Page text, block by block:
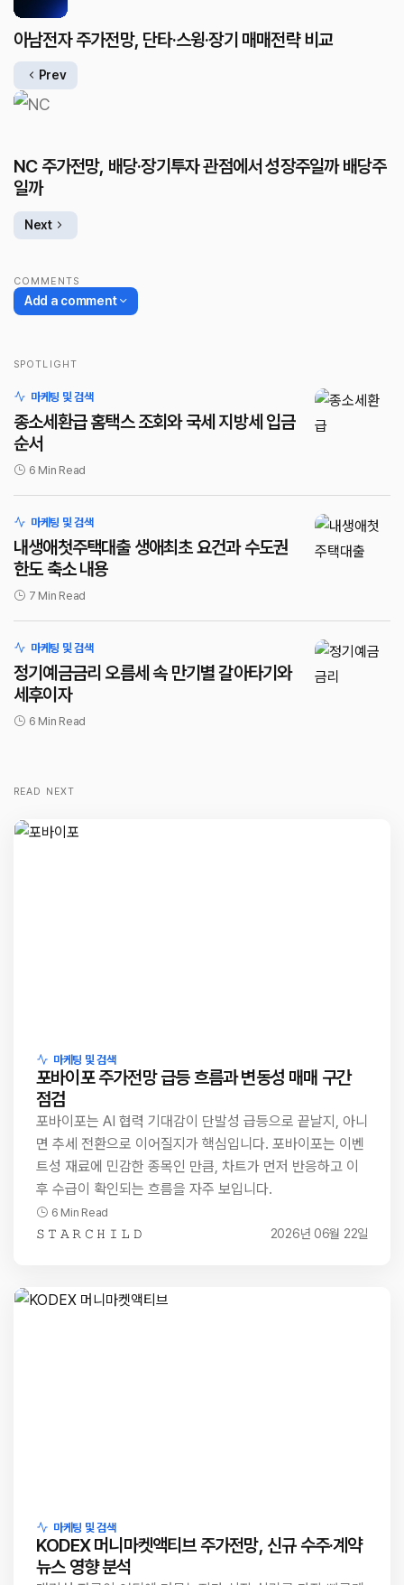
아남전자 주가전망, 단타·스윙·장기 매매전략 비교
Prev
NC 주가전망, 배당·장기투자 관점에서 성장주일까 배당주
일까
Next
COMMENTS
Add a comment
SPOTLIGHT
마케팅 및 검색
종소세환급 홈택스 조회와 국세 지방세 입금
순서
6 Min Read
마케팅 및 검색
내생애첫주택대출 생애최초 요건과 수도권
한도 축소 내용
7 Min Read
마케팅 및 검색
정기예금금리 오름세 속 만기별 갈아타기와
세후이자
6 Min Read
READ NEXT
마케팅 및 검색
포바이포 주가전망 급등 흐름과 변동성 매매 구간
점검
포바이포는 AI 협력 기대감이 단발성 급등으로 끝날지, 아니
면 추세 전환으로 이어질지가 핵심입니다. 포바이포는 이벤
트성 재료에 민감한 종목인 만큼, 차트가 먼저 반응하고 이
후 수급이 확인되는 흐름을 자주 보입니다.
6 Min Read
𝚂 𝚃 𝙰 𝚁 𝙲 𝙷 𝙸 𝙻 𝙳 2026년 06월 22일
마케팅 및 검색
KODEX 머니마켓액티브 주가전망, 신규 수주·계약
뉴스 영향 분석